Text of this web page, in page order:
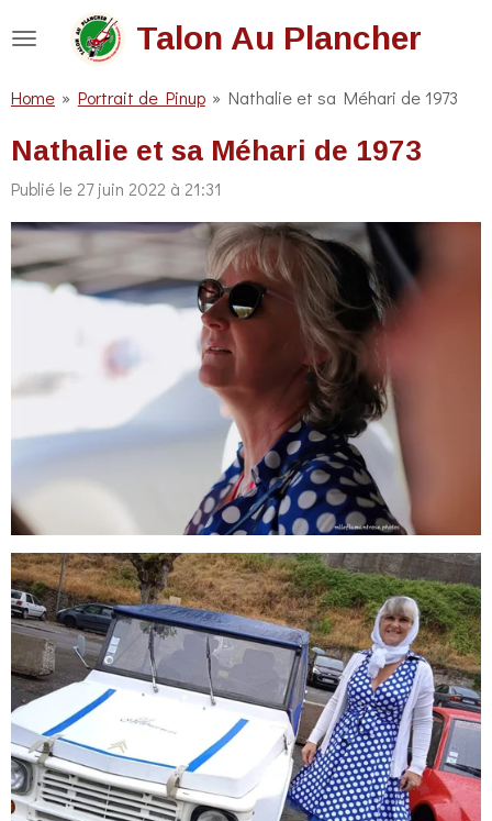
Talon Au Plancher
Home » Portrait de Pinup » Nathalie et sa Méhari de 1973
Nathalie et sa Méhari de 1973
Publié le 27 juin 2022 à 21:31